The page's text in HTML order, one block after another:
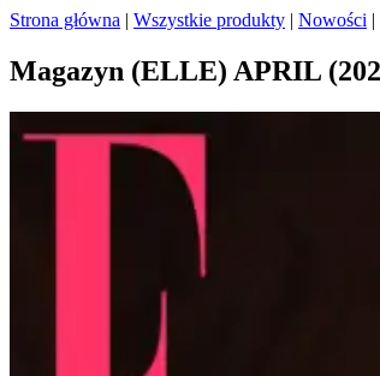
Strona główna | Wszystkie produkty | Nowości |
Magazyn (ELLE) APRIL